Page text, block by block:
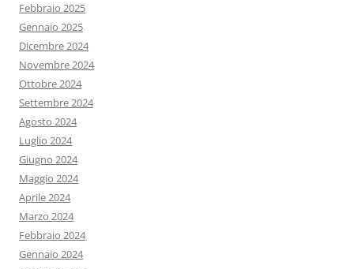
Febbraio 2025
Gennaio 2025
Dicembre 2024
Novembre 2024
Ottobre 2024
Settembre 2024
Agosto 2024
Luglio 2024
Giugno 2024
Maggio 2024
Aprile 2024
Marzo 2024
Febbraio 2024
Gennaio 2024